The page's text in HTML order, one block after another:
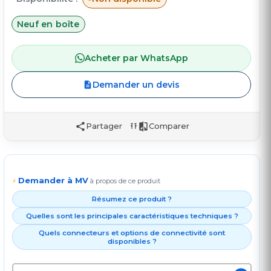
Neuf en boîte
Acheter par WhatsApp
Demander un devis
Partager Comparer
⚡ Demander à MV à propos de ce produit
Résumez ce produit ?
Quelles sont les principales caractéristiques techniques ?
Quels connecteurs et options de connectivité sont
disponibles ?